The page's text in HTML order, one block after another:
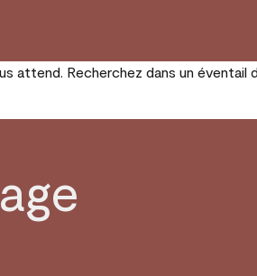
attend. Recherchez dans un éventail